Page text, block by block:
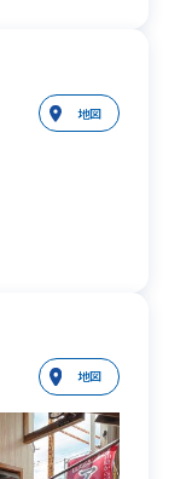
地図
地図